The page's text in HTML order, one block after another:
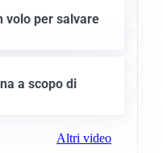
volo per salvare
a scopo di
Altri video